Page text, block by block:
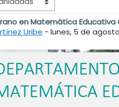
en Matemática Educativa
Uribe - lunes, 5 de agosto
0